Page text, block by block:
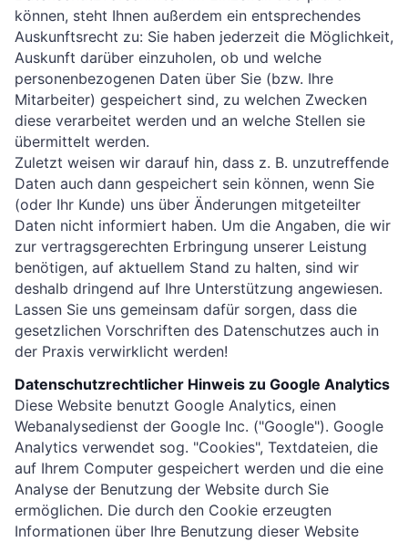
können, steht Ihnen außerdem ein entsprechendes
Auskunftsrecht zu: Sie haben jederzeit die Möglichkeit,
Auskunft darüber einzuholen, ob und welche
personenbezogenen Daten über Sie (bzw. Ihre
Mitarbeiter) gespeichert sind, zu welchen Zwecken
diese verarbeitet werden und an welche Stellen sie
übermittelt werden.
Zuletzt weisen wir darauf hin, dass z. B. unzutreffende
Daten auch dann gespeichert sein können, wenn Sie
(oder Ihr Kunde) uns über Änderungen mitgeteilter
Daten nicht informiert haben. Um die Angaben, die wir
zur vertragsgerechten Erbringung unserer Leistung
benötigen, auf aktuellem Stand zu halten, sind wir
deshalb dringend auf Ihre Unterstützung angewiesen.
Lassen Sie uns gemeinsam dafür sorgen, dass die
gesetzlichen Vorschriften des Datenschutzes auch in
der Praxis verwirklicht werden!
Datenschutzrechtlicher Hinweis zu Google Analytics
Diese Website benutzt Google Analytics, einen
Webanalysedienst der Google Inc. ("Google"). Google
Analytics verwendet sog. "Cookies", Textdateien, die
auf Ihrem Computer gespeichert werden und die eine
Analyse der Benutzung der Website durch Sie
ermöglichen. Die durch den Cookie erzeugten
Informationen über Ihre Benutzung dieser Website